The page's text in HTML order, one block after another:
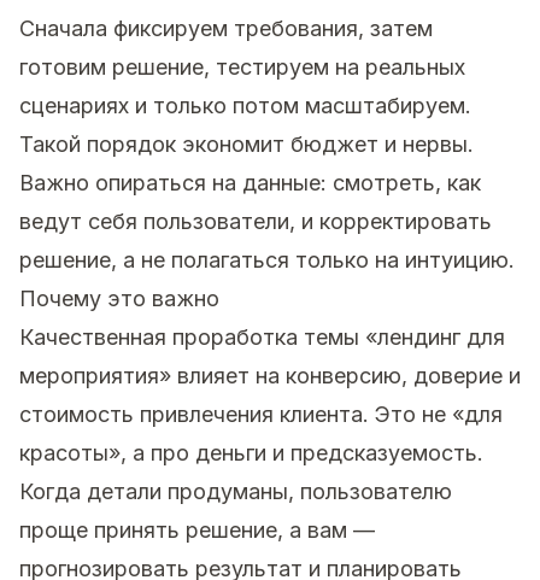
Сначала фиксируем требования, затем
готовим решение, тестируем на реальных
сценариях и только потом масштабируем.
Такой порядок экономит бюджет и нервы.
Важно опираться на данные: смотреть, как
ведут себя пользователи, и корректировать
решение, а не полагаться только на интуицию.
Почему это важно
Качественная проработка темы «лендинг для
мероприятия» влияет на конверсию, доверие и
стоимость привлечения клиента. Это не «для
красоты», а про деньги и предсказуемость.
Когда детали продуманы, пользователю
проще принять решение, а вам —
прогнозировать результат и планировать